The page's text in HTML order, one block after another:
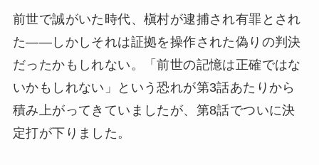
前世で誠がいた時代、槇村が逮捕され有罪とされ
た——しかしそれは証拠を操作された偽りの判決
だったかもしれない。「前世の記憶は正確ではな
いかもしれない」という恐れが第3話あたりから
積み上がってきていましたが、第8話でついに決
定打が下りました。